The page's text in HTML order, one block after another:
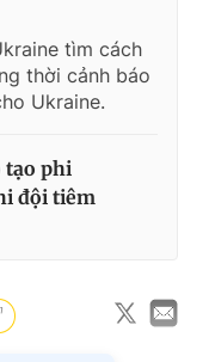
tìm cách
thời cảnh báo
Ukraine.
tạo phi
đội tiêm